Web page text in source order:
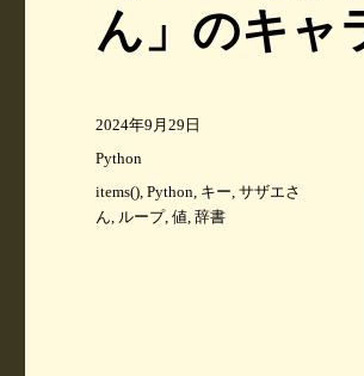
ん」のキャ
投
稿
:
2024年9月29日
カ
テ
ゴ
Python
タ
グ
items(),Python, キー,サザエさ
ん, ループ,値,辞書